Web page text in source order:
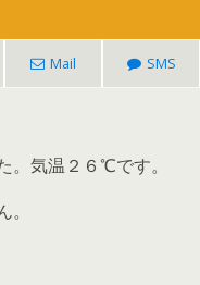
Mail SMS
。気温２６℃です。